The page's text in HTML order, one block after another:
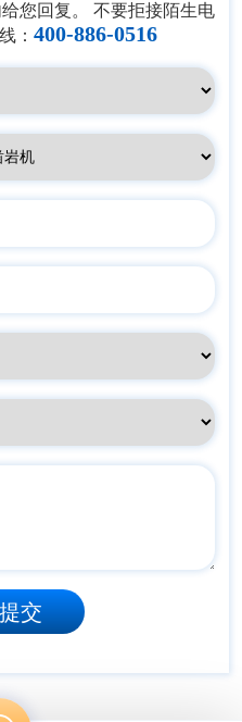
公里（贵阳北站至南宁东
站）；其中青苗寨隧道，龙里
您回复。 不要拒接陌生电
：400-886-0516
交